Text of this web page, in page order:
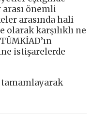
önemli
arasında hali
olarak karşılıklı ne
istişarelerde
tamamlayarak